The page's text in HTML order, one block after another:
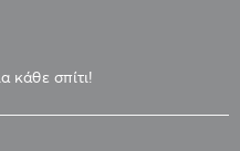
κάθε σπίτι!